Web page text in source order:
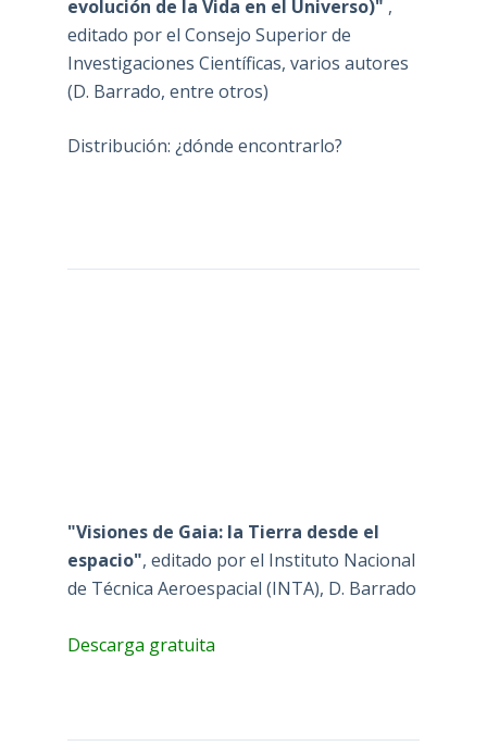
evolución de la Vida en el Universo)" ,
editado por el Consejo Superior de
Investigaciones Científicas, varios autores
(D. Barrado, entre otros)
Distribución: ¿dónde encontrarlo?
"Visiones de Gaia: la Tierra desde el
espacio", editado por el Instituto Nacional
de Técnica Aeroespacial (INTA), D. Barrado
Descarga gratuita